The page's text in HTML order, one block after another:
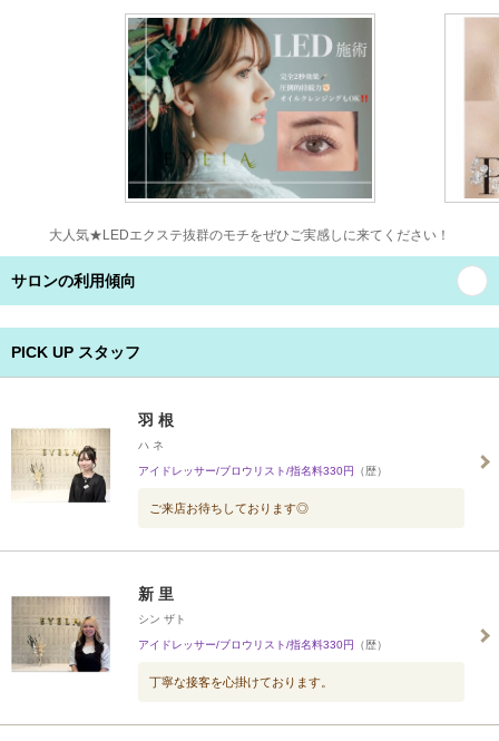
大人気★LEDエクステ抜群のモチをぜひご実感しに来てください！
サロンの利用傾向
PICK UP スタッフ
羽 根
ハ ネ
アイドレッサー/ブロウリスト/指名料330円 （歴）
ご来店お待ちしております◎
新 里
シン ザト
アイドレッサー/ブロウリスト/指名料330円 （歴）
丁寧な接客を心掛けております。